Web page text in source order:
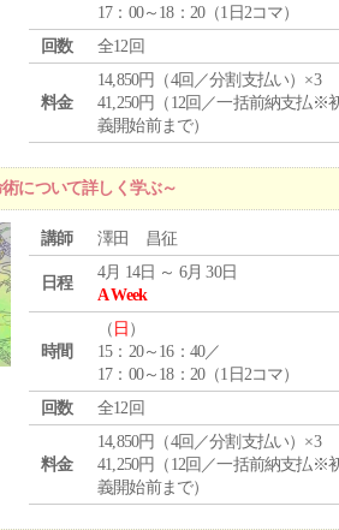
17：00～18：20（1日2コマ）
回数
全12回
料金
14,850円（4回／分割支払い）×3
41,250円（12回／一括前納支払※
義開始前まで）
について詳しく学ぶ～
講師 澤田 昌征
日程
4月 14日 ～ 6月 30日
A Week
時間
（ 日 ）
15：20～16：40／
17：00～18：20（1日2コマ）
回数
全12回
料金
14,850円（4回／分割支払い）×3
41,250円（12回／一括前納支払※
義開始前まで）